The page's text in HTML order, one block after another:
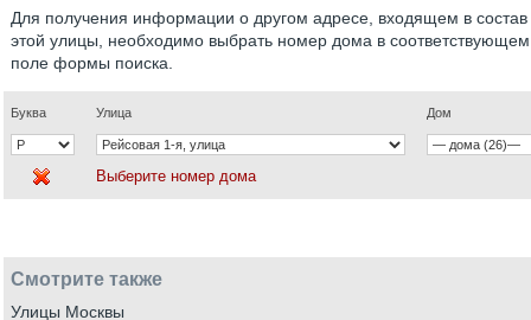
Для получения информации о другом адресе, входящем в состав
этой улицы, необходимо выбрать номер дома в соответствующем
поле формы поиска.
Буква Улица Дом
Выберите номер дома
Смотрите также
Улицы Москвы